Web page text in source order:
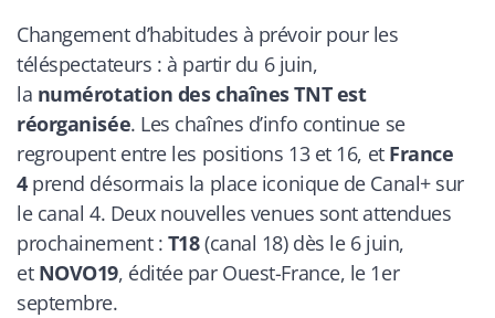
Changement d’habitudes à prévoir pour les
téléspectateurs : à partir du 6 juin,
la numérotation des chaînes TNT est
réorganisée. Les chaînes d’info continue se
regroupent entre les positions 13 et 16, et France
4prend désormais la place iconique de Canal+ sur
le canal 4. Deux nouvelles venues sont attendues
prochainement : T18(canal 18) dès le 6 juin,
et NOVO19, éditée par Ouest-France, le 1er
septembre.